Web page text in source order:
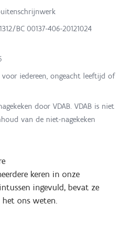
BC 00137-406-20121024
iedereen, ongeacht leeftijd of
door VDAB. VDAB is niet
van de niet-nagekeken
keren in onze
ingevuld, bevat ze
ons weten.